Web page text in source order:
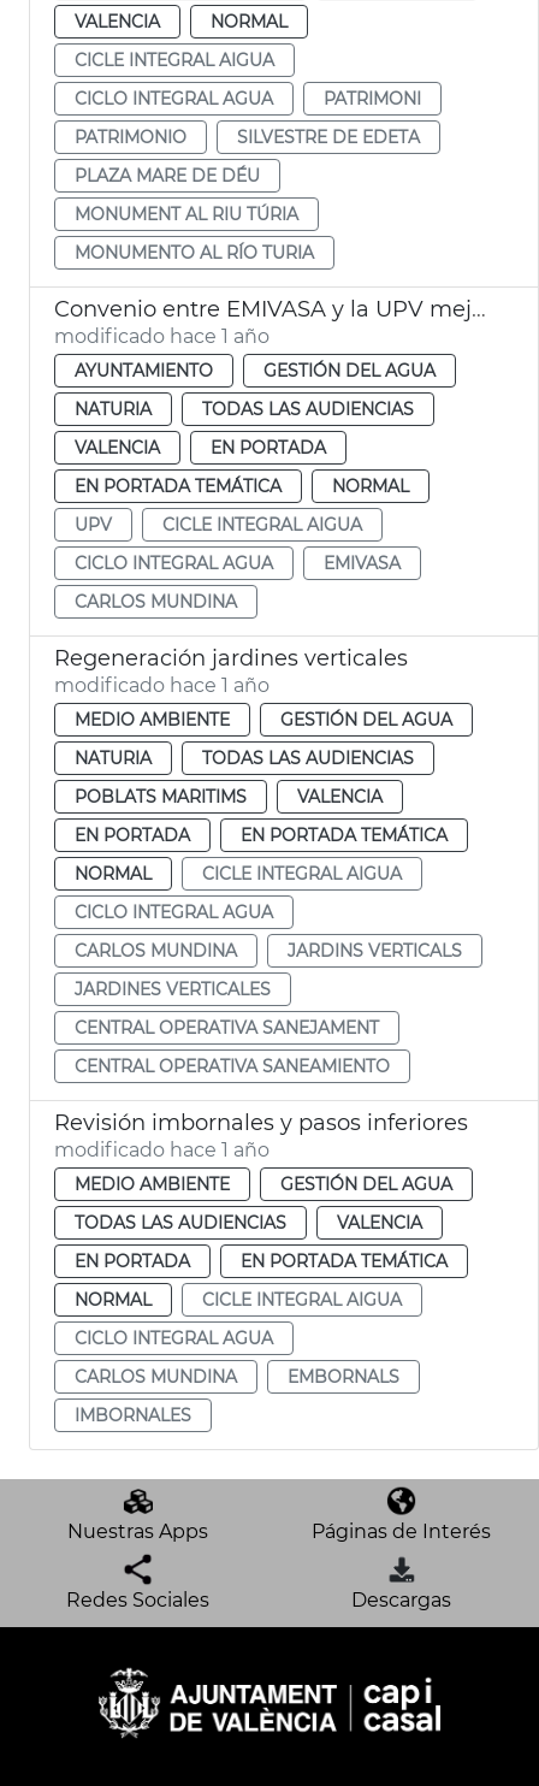
VALENCIA
NORMAL
CICLE INTEGRAL AIGUA
CICLO INTEGRAL AGUA
PATRIMONI
PATRIMONIO
SILVESTRE DE EDETA
PLAZA MARE DE DÉU
MONUMENT AL RIU TÚRIA
MONUMENTO AL RÍO TURIA
Convenio entre EMIVASA y la UPV mejora eficiencia recursos hídricos del campus
modificado hace 1 año
AYUNTAMIENTO
GESTIÓN DEL AGUA
NATURIA
TODAS LAS AUDIENCIAS
VALENCIA
EN PORTADA
EN PORTADA TEMÁTICA
NORMAL
UPV
CICLE INTEGRAL AIGUA
CICLO INTEGRAL AGUA
EMIVASA
CARLOS MUNDINA
Regeneración jardines verticales
modificado hace 1 año
MEDIO AMBIENTE
GESTIÓN DEL AGUA
NATURIA
TODAS LAS AUDIENCIAS
POBLATS MARITIMS
VALENCIA
EN PORTADA
EN PORTADA TEMÁTICA
NORMAL
CICLE INTEGRAL AIGUA
CICLO INTEGRAL AGUA
CARLOS MUNDINA
JARDINS VERTICALS
JARDINES VERTICALES
CENTRAL OPERATIVA SANEJAMENT
CENTRAL OPERATIVA SANEAMIENTO
Revisión imbornales y pasos inferiores
modificado hace 1 año
MEDIO AMBIENTE
GESTIÓN DEL AGUA
TODAS LAS AUDIENCIAS
VALENCIA
EN PORTADA
EN PORTADA TEMÁTICA
NORMAL
CICLE INTEGRAL AIGUA
CICLO INTEGRAL AGUA
CARLOS MUNDINA
EMBORNALS
IMBORNALES
Nuestras Apps Páginas de Interés
Redes Sociales Descargas